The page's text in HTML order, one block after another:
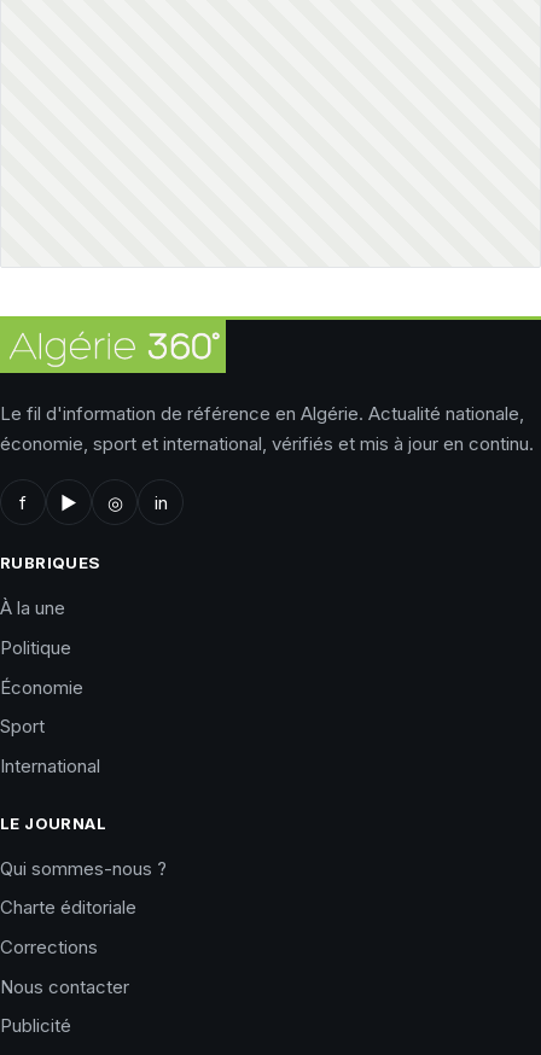
Le fil d'information de référence en Algérie. Actualité nationale,
économie, sport et international, vérifiés et mis à jour en continu.
f ▶ ◎ in
RUBRIQUES
À la une
Politique
Économie
Sport
International
LE JOURNAL
Qui sommes-nous ?
Charte éditoriale
Corrections
Nous contacter
Publicité